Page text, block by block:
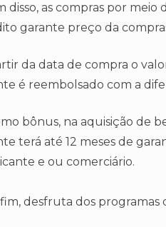
disso, as compras por
garante preço da
da data de compra o
é reembolsado com a
bônus, na aquisição de
terá até 12 meses de
e ou comerciário.
desfruta dos programas